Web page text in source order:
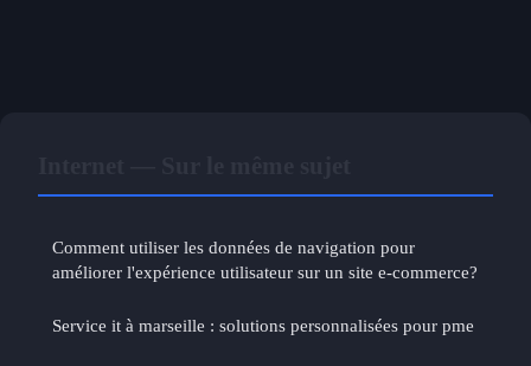
Comment utiliser les données de navigation pour
améliorer l'expérience utilisateur sur un site e-commerce?
Service it à marseille : solutions personnalisées pour pme